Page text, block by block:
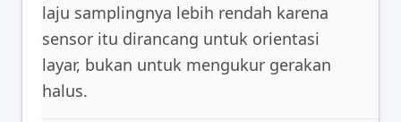
laju samplingnya lebih rendah karena
sensor itu dirancang untuk orientasi
layar, bukan untuk mengukur gerakan
halus.